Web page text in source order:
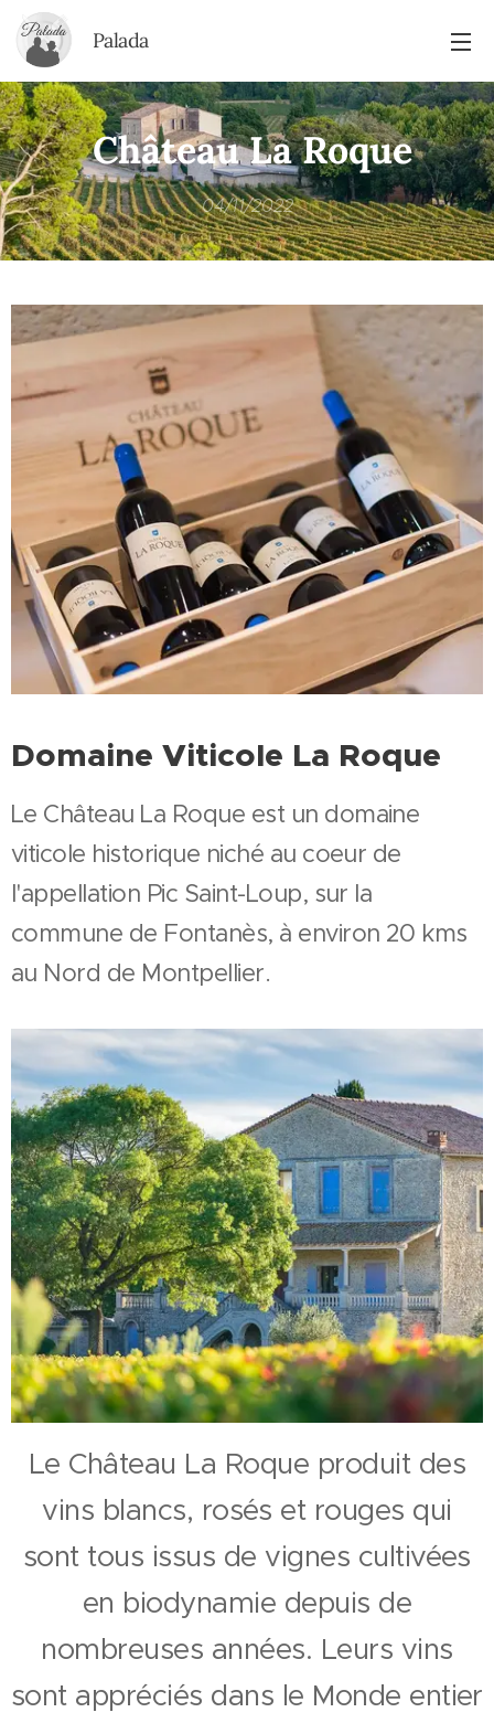
Palada
Château La Roque
04/11/2022
Domaine Viticole La Roque
Le Château La Roque est un domaine
viticole historique niché au coeur de
l'appellation Pic Saint-Loup, sur la
commune de Fontanès, à environ 20 kms
au Nord de Montpellier.
Le Château La Roque produit des
vins blancs, rosés et rouges qui
sont tous issus de vignes cultivées
en biodynamie depuis de
nombreuses années. Leurs vins
sont appréciés dans le Monde entier